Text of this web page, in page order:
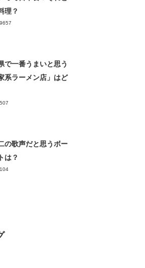
理？
で一番うまいと思う
系ラーメン店」はど
の歌声だと思うボー
は？